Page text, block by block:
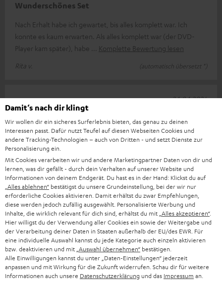
Wunderschönes Set
Nach Erhalt habe ich gewartet, bis alles komplett war. Ich
konnte es kaum erwarten. Als alles komplett war (der DVD-
Player kam später), habe
Komplette Bewertung lesen
Rita v.
(automatisch übersetzt *)
ULTIMA 40 Surround mit Receiver DENON X2800H
DAB
Super schöne Anlage und einfach für die Inbetriebnahme.
Extrem guter und hochwertiger Sound. Sehr viele
Einstellmöglichkeiten. Bedienungsan
Komplette Bewertung lesen
Franz W.
24.04.2026
Einfach nur Wow
Haben lange die Anlage im Blick gehabt für unsere "kleine"
Stube...👍 der Postbote hat sich "gefreut" über das Gewicht.
05.04.2026
Damit‘s nach dir klingt
Wir wollen dir ein sicheres Surferlebnis bieten, das genau zu deinen
Interessen passt. Dafür nutzt Teufel auf diesen Webseiten Cookies und
andere Tracking-Technologien – auch von Dritten - und setzt Dienste zur
Personalisierung ein.
Mit Cookies verarbeiten wir und andere Marketingpartner Daten von dir und
lernen, was dir gefällt - durch dein Verhalten auf unserer Website und
Informationen von deinem Endgerät. Du hast es in der Hand: Klickst du auf
„Alles ablehnen“ bestätigst du unsere Grundeinstellung, bei der wir nur
erforderliche Cookies aktivieren. Damit erhältst du zwar Empfehlungen,
diese werden jedoch zufällig ausgewählt. Personalisierte Werbung und
Inhalte, die wirklich relevant für dich sind, erhältst du mit „Alles akzeptieren“.
Hier willigst du der Verwendung aller Cookies ein sowie der Weitergabe und
der Verarbeitung deiner Daten in Staaten außerhalb der EU/des EWR. Für
eine individuelle Auswahl kannst du jede Kategorie auch einzeln aktivieren
bzw. deaktivieren und mit „Auswahl übernehmen“ bestätigen.
Alle Einwilligungen kannst du unter „Daten-Einstellungen“ jederzeit
anpassen und mit Wirkung für die Zukunft widerrufen. Schau dir für weitere
Informationen auch unsere Datenschutzerklärung und das Impressum an.